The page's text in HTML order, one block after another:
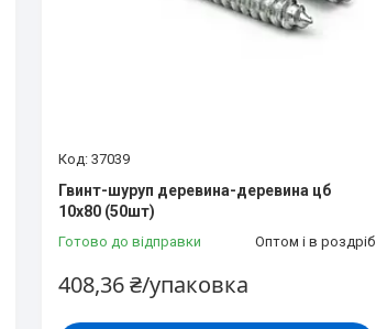
37039
Гвинт-шуруп деревина-деревина цб
10х80 (50шт)
Готово до відправки Оптом і в роздріб
408,36 ₴/упаковка